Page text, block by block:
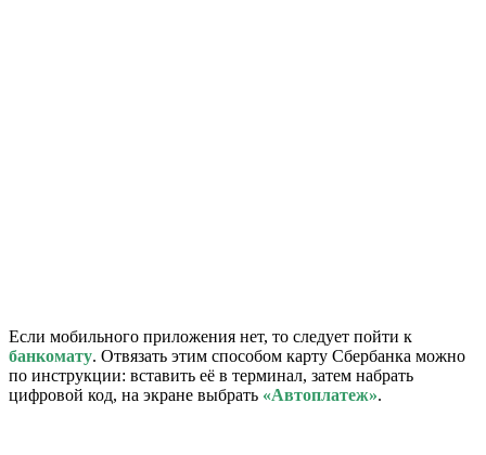
Если мобильного приложения нет, то следует пойти к
банкомату. Отвязать этим способом карту Сбербанка можно
по инструкции: вставить её в терминал, затем набрать
цифровой код, на экране выбрать «Автоплатеж».